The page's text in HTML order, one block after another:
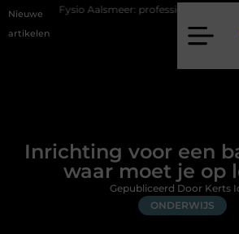
Nieuwe
artikelen
professionele hulp bij pijn en
Inrichting voor een
waar moet je op
ONDERWIJS
Gepubliceerd Door Kerts